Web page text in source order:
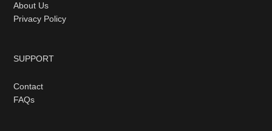
About Us
Privacy Policy
SUPPORT
Contact
FAQs